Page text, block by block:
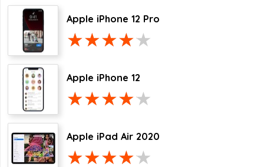
Apple iPhone 12 Pro
Apple iPhone 12
Apple iPad Air 2020